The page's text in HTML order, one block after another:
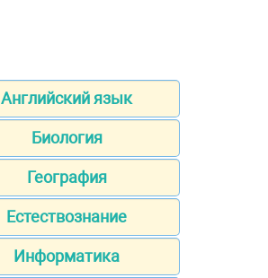
Английский язык
Биология
География
Естествознание
Информатика